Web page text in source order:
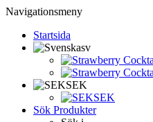
Navigationsmeny
Startsida
sv
SEK
SEK
Sök Produkter